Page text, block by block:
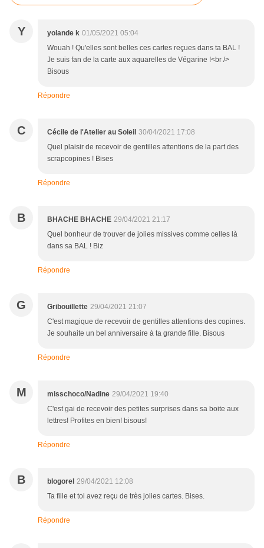
Y yolande k 01/05/2021 05:04
Wouah ! Qu'elles sont belles ces cartes reçues dans ta BAL !
Je suis fan de la carte aux aquarelles de Végarine !<br />
Bisous
Répondre
C Cécile de l'Atelier au Soleil 30/04/2021 17:08
Quel plaisir de recevoir de gentilles attentions de la part des
scrapcopines ! Bises
Répondre
B BHACHE BHACHE 29/04/2021 21:17
Quel bonheur de trouver de jolies missives comme celles là
dans sa BAL ! Biz
Répondre
G Gribouillette 29/04/2021 21:07
C'est magique de recevoir de gentilles attentions des copines.
Je souhaite un bel anniversaire à ta grande fille. Bisous
Répondre
M misschoco/Nadine 29/04/2021 19:40
C'est gai de recevoir des petites surprises dans sa boite aux
lettres! Profites en bien! bisous!
Répondre
B blogorel 29/04/2021 12:08
Ta fille et toi avez reçu de très jolies cartes. Bises.
Répondre